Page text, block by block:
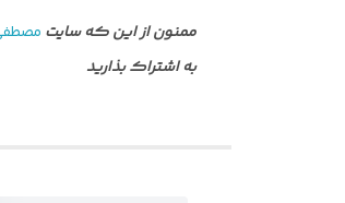
ممنون از این که سایت
به اشتراک بذارید